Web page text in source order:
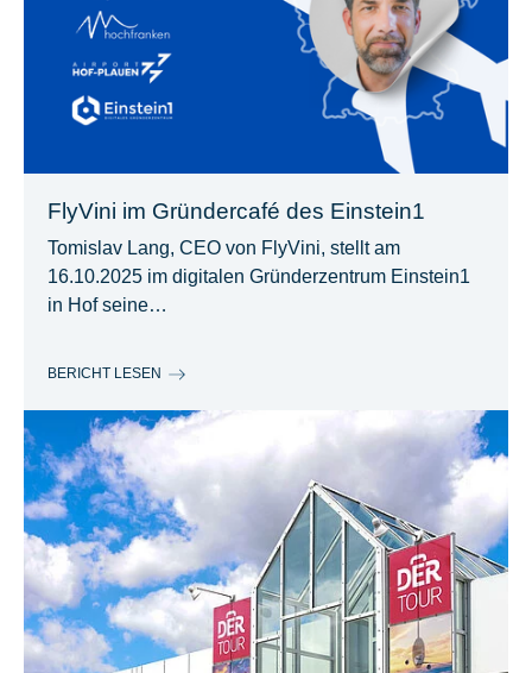
FlyVini im Gründercafé des Einstein1
Tomislav Lang, CEO von FlyVini, stellt am
16.10.2025 im digitalen Gründerzentrum Einstein1
in Hof seine…
BERICHT LESEN